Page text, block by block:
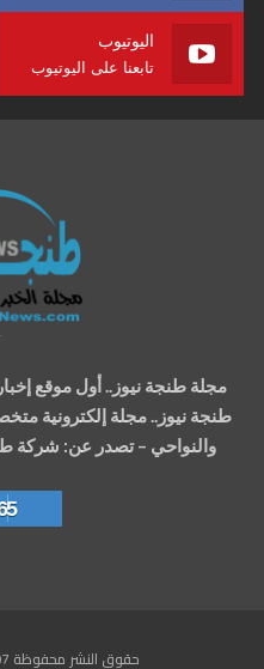
اليوتيوب
تابعنا على اليوتيوب
مجلة طنجة نيوز.. أول موقع
طنجة نيوز.. مجلة إلكترونية
والنواحي – تصدر عن: شركة
حقوق النشر محفوظة 2007 - 2022 © طنجة نيوز